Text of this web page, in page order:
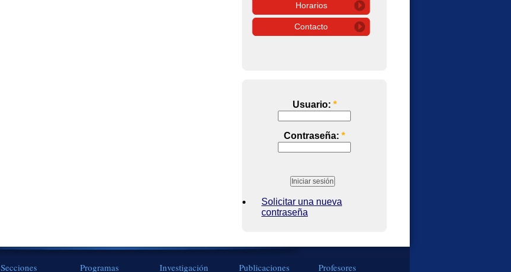
Horarios
Contacto
Usuario: *
Contraseña: *
Solicitar una nueva
contraseña
Secciones Programas Investigación Publicaciones Profesores